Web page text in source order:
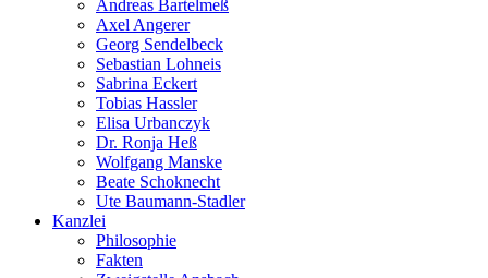
Andreas Bartelmeß
Axel Angerer
Georg Sendelbeck
Sebastian Lohneis
Sabrina Eckert
Tobias Hassler
Elisa Urbanczyk
Dr. Ronja Heß
Wolfgang Manske
Beate Schoknecht
Ute Baumann-Stadler
Kanzlei
Philosophie
Fakten